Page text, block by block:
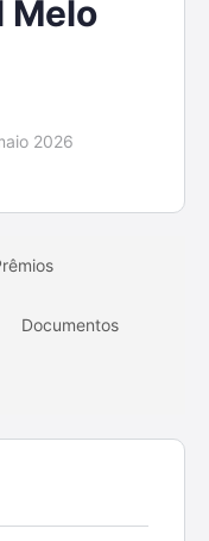
Melo
2026
Documentos